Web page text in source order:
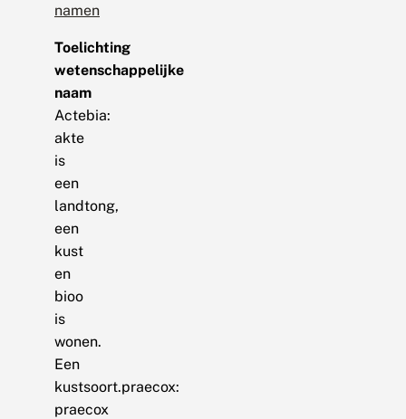
namen
Toelichting
wetenschappelijke
naam
Actebia:
akte
is
een
landtong,
een
kust
en
bioo
is
wonen.
Een
kustsoort.praecox:
praecox